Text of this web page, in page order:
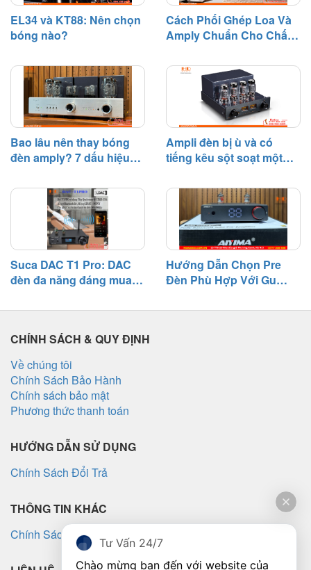
EL34 và KT88: Nên chọn
bóng nào?
Cách Phối Ghép Loa Và
Amply Chuẩn Cho Chất
Bao lâu nên thay bóng
đèn amply? 7 dấu hiệu
Ampli đèn bị ù và có
tiếng kêu sột soạt một
cách khắc phục
Suca DAC T1 Pro: DAC
đèn đa năng đáng mua
Hướng Dẫn Chọn Pre
Đèn Phù Hợp Với Gu
CHÍNH SÁCH & QUY ĐỊNH
Về chúng tôi
Chính Sách Bảo Hành
Chính sách bảo mật
Phương thức thanh toán
HƯỚNG DẪN SỬ DỤNG
Chính Sách Đổi Trả
THÔNG TIN KHÁC
Chính Sách Vận Chuyển
Tư Vấn 24/7
Chào mừng bạn đến với website của